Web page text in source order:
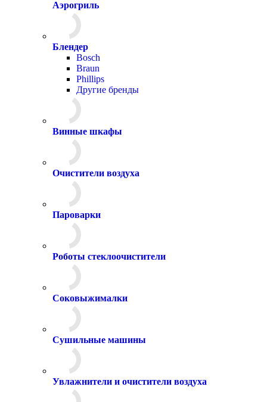
Аэрогриль
Блендер
Bosch
Braun
Phillips
Другие бренды
Винные шкафы
Очистители воздуха
Пароварки
Роботы стеклоочистители
Соковыжималки
Сушильные машины
Увлажнители и очистители воздуха